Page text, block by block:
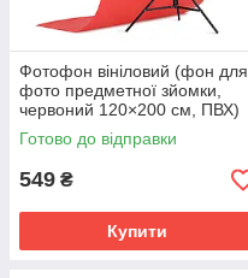
Фотофон вініловий (фон для
фото предметної зйомки,
червоний 120×200 см, ПВХ)
Готово до відправки
549 ₴
Купити